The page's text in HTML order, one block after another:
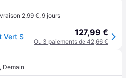
2,99 €, 9 jours
Vert S 127,99 €
Ou 3 paiements de 42,66 €
, Demain